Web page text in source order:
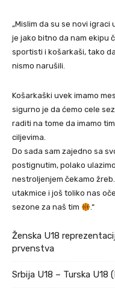
„Mislim da su se novi
je jako bitno da nam ekipu
sportisti i košarkaši, tako
nismo narušili.
Košarkaški uvek imamo
sigurno je da ćemo cele
raditi na tome da imamo
ciljevima.
Do sada sam zajedno sa
postignutim, polako
nestroljenjem čekamo
utakmice i još toliko nas
sezone za naš tim
.“
Ženska U18
prvenstva
Srbija U18 – Turska U18